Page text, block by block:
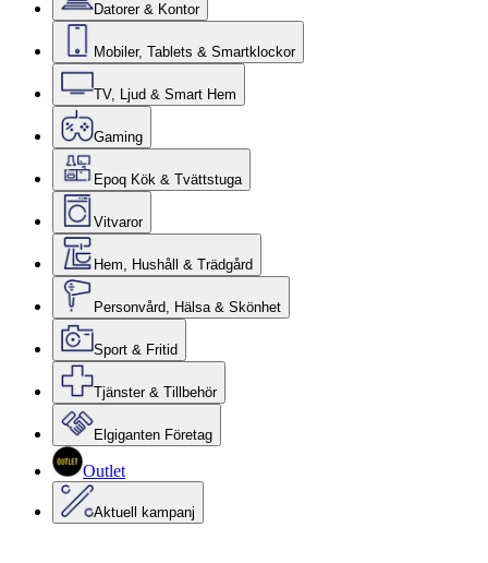
Datorer & Kontor
Mobiler, Tablets & Smartklockor
TV, Ljud & Smart Hem
Gaming
Epoq Kök & Tvättstuga
Vitvaror
Hem, Hushåll & Trädgård
Personvård, Hälsa & Skönhet
Sport & Fritid
Tjänster & Tillbehör
Elgiganten Företag
Outlet
Aktuell kampanj